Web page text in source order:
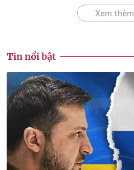
Xem thêm
Tin nổi bật